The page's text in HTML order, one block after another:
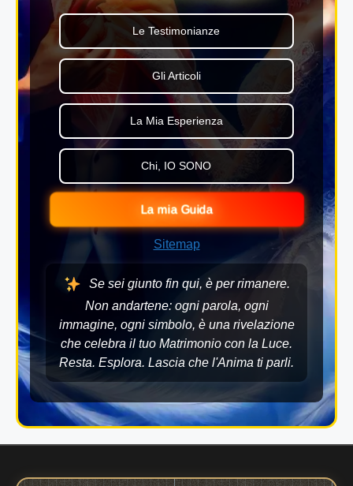
Le Testimonianze
Gli Articoli
La Mia Esperienza
Chi, IO SONO
La mia Guida
Sitemap
Se sei giunto fin qui, è per rimanere.
Non andartene: ogni parola, ogni
immagine, ogni simbolo, è una rivelazione
che celebra il tuo Matrimonio con la Luce.
Resta. Esplora. Lascia che l'Anima ti parli.